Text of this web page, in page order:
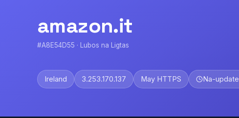
amazon.it
#A8E54D55 · Lubos na Ligtas
Ireland 3.253.170.137 May HTTPS Na-update